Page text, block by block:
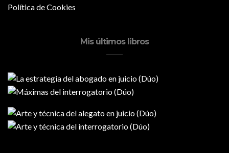
Política de Cookies
Mis últimos libros